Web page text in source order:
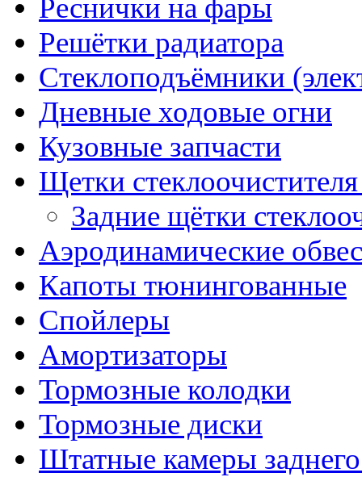
Реснички на фары
Решётки радиатора
Стеклоподъёмники
Дневные ходовые огни
Кузовные запчасти
Щетки
Задние щётки
Аэродинамические
Капоты тюнингованные
Спойлеры
Амортизаторы
Тормозные колодки
Тормозные диски
Штатные камеры